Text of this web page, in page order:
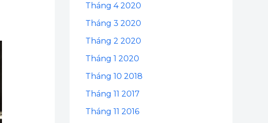
Tháng 4 2020
Tháng 3 2020
Tháng 2 2020
Tháng 1 2020
Tháng 10 2018
Tháng 11 2017
Tháng 11 2016